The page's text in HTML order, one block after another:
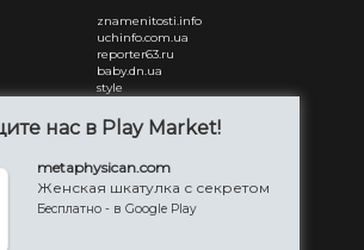
znamenitosti.info
uchinfo.com.ua
reporter63.ru
baby.dn.ua
style
freesmi.by
Привітання з днем народження
Привітання з днем народження
чоловіку
нас в Play Market!
metaphysican.com
Женская шкатулка с секретом
Бесплатно - в Google Play